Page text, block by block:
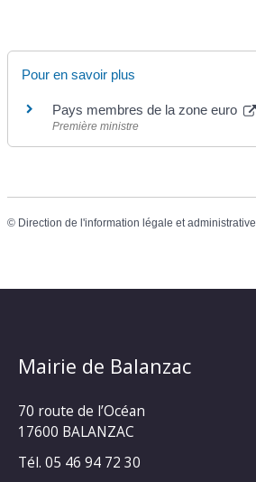
Pour en savoir plus
Pays membres de la zone euro
Première ministre
© Direction de l'information légale et administrative
Mairie de Balanzac
70 route de l’Océan
17600 BALANZAC
Tél. 05 46 94 72 30